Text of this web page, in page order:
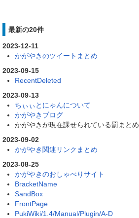
最新の20件
2023-12-11
かがやきのツイートまとめ
2023-09-15
RecentDeleted
2023-09-13
ちぃぃとにゃんについて
かがやきブログ
かがやきが現在課せられている罰まとめ
2023-09-02
かがやき関連リンクまとめ
2023-08-25
かがやきのおしゃべりサイト
BracketName
SandBox
FrontPage
PukiWiki/1.4/Manual/Plugin/A-D